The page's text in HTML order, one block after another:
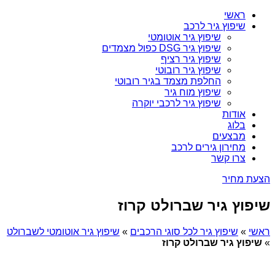
ראשי
שיפוץ גיר לרכב
שיפוץ גיר אוטומטי
שיפוץ גיר DSG כפול מצמדים
שיפוץ גיר רציף
שיפוץ גיר רובוטי
החלפת מצמד בגיר רובוטי
שיפוץ מוח גיר
שיפוץ גיר לרכבי יוקרה
אודות
בלוג
מבצעים
מחירון גירים לרכב
צרו קשר
הצעת מחיר
שיפוץ גיר שברולט קרוז
ראשי » שיפוץ גיר לכל סוגי הרכבים » שיפוץ גיר אוטומטי לשברולט
» שיפוץ גיר שברולט קרוז